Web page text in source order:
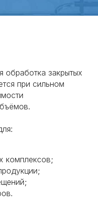
обработка закрытых
при сильном
комплексов;